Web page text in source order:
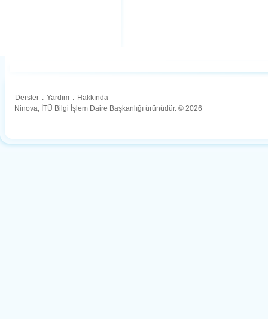
Dersler . Yardım . Hakkında
Ninova, İTÜ Bilgi İşlem Daire Başkanlığı ürünüdür. © 2026